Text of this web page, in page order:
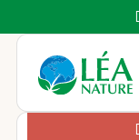
Aller
contenu